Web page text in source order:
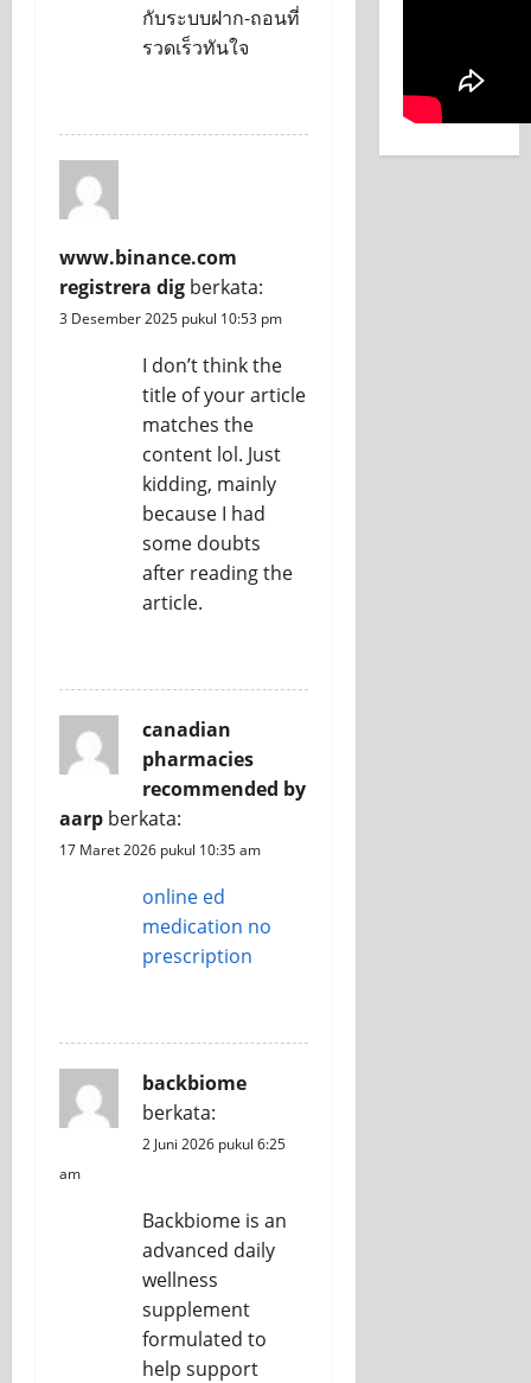
กับระบบฝาก-ถอนที่
รวดเร็วทันใจ
www.binance.com
registrera dig berkata:
3 Desember 2025 pukul 10:53 pm
I don’t think the
title of your article
matches the
content lol. Just
kidding, mainly
because I had
some doubts
after reading the
article.
canadian
pharmacies
recommended by
aarp berkata:
17 Maret 2026 pukul 10:35 am
online ed
medication no
prescription
backbiome
berkata:
2 Juni 2026 pukul 6:25
am
Backbiome is an
advanced daily
wellness
supplement
formulated to
help support